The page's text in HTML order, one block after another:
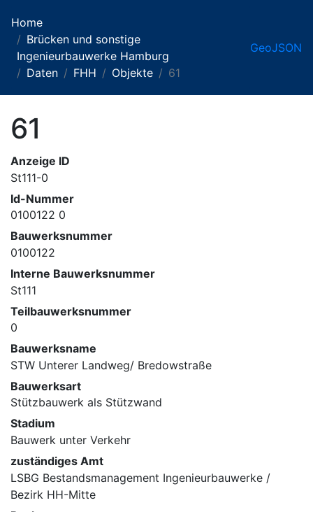
Home
Brücken und sonstige
Ingenieurbauwerke Hamburg
Daten
FHH Objekte 61
GeoJSON
61
Anzeige ID
St111-0
Id-Nummer
0100122 0
Bauwerksnummer
0100122
Interne Bauwerksnummer
St111
Teilbauwerksnummer
0
Bauwerksname
STW Unterer Landweg/ Bredowstraße
Bauwerksart
Stützbauwerk als Stützwand
Stadium
Bauwerk unter Verkehr
zuständiges Amt
LSBG Bestandsmanagement Ingenieurbauwerke /
Bezirk HH-Mitte